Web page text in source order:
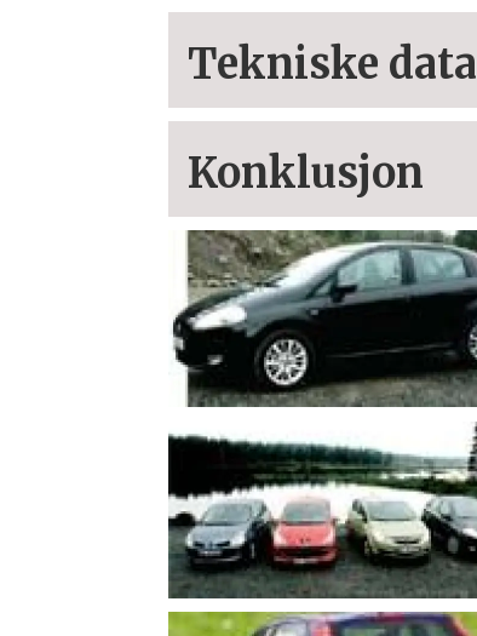
Tekniske data
Konklusjon